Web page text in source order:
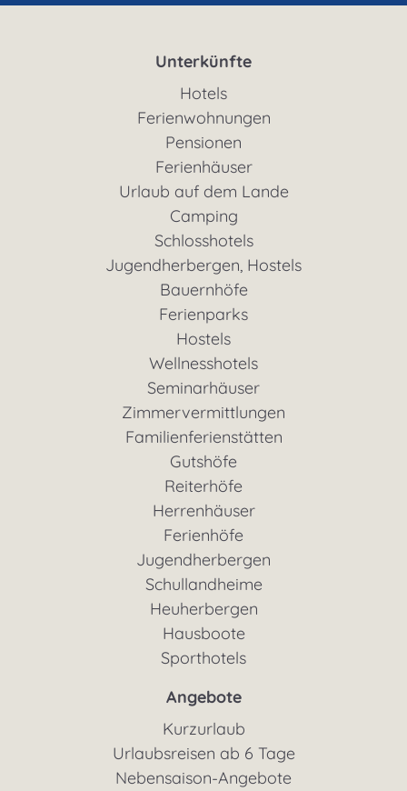
Unterkünfte
Hotels
Ferienwohnungen
Pensionen
Ferienhäuser
Urlaub auf dem Lande
Camping
Schlosshotels
Jugendherbergen, Hostels
Bauernhöfe
Ferienparks
Hostels
Wellnesshotels
Seminarhäuser
Zimmervermittlungen
Familienferienstätten
Gutshöfe
Reiterhöfe
Herrenhäuser
Ferienhöfe
Jugendherbergen
Schullandheime
Heuherbergen
Hausboote
Sporthotels
Angebote
Kurzurlaub
Urlaubsreisen ab 6 Tage
Nebensaison-Angebote